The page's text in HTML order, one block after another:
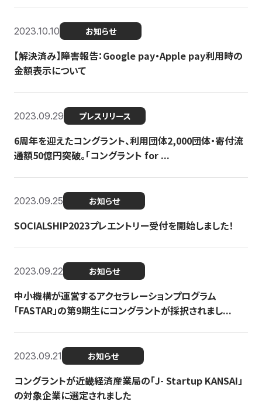
2023.10.10 お知らせ
【解決済み】障害報告：Google pay・Apple pay利用時の
金額表示について
2023.09.29 プレスリリース
6周年を迎えたコングラント、利用団体2,000団体・寄付流
通額50億円突破。「コングラント for ...
2023.09.25 お知らせ
SOCIALSHIP2023プレエントリー受付を開始しました！
2023.09.22 お知らせ
中小機構が運営するアクセラレーションプログラム
「FASTAR」の第9期生にコングラントが採択されまし...
2023.09.21 お知らせ
コングラントが近畿経済産業局の「J- Startup KANSAI」
の対象企業に選定されました